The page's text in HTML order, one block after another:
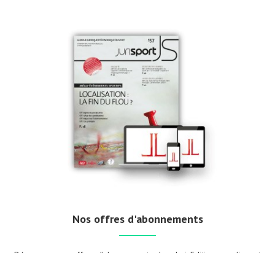
Nos offres d'abonnements